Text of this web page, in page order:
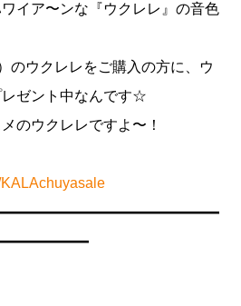
イア〜ンな『ウクレレ』の音色
のウクレレをご購入の方に、ウ
ゼント中なんです☆
のウクレレですよ〜！
KALAchuyasale